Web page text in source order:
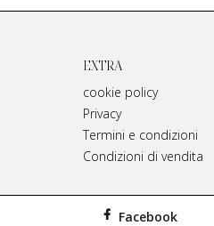
EXTRA
cookie policy
Privacy
Termini e condizioni
Condizioni di vendita
Facebook